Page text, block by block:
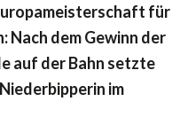
für
Nach dem Gewinn der
auf der Bahn setzte
im